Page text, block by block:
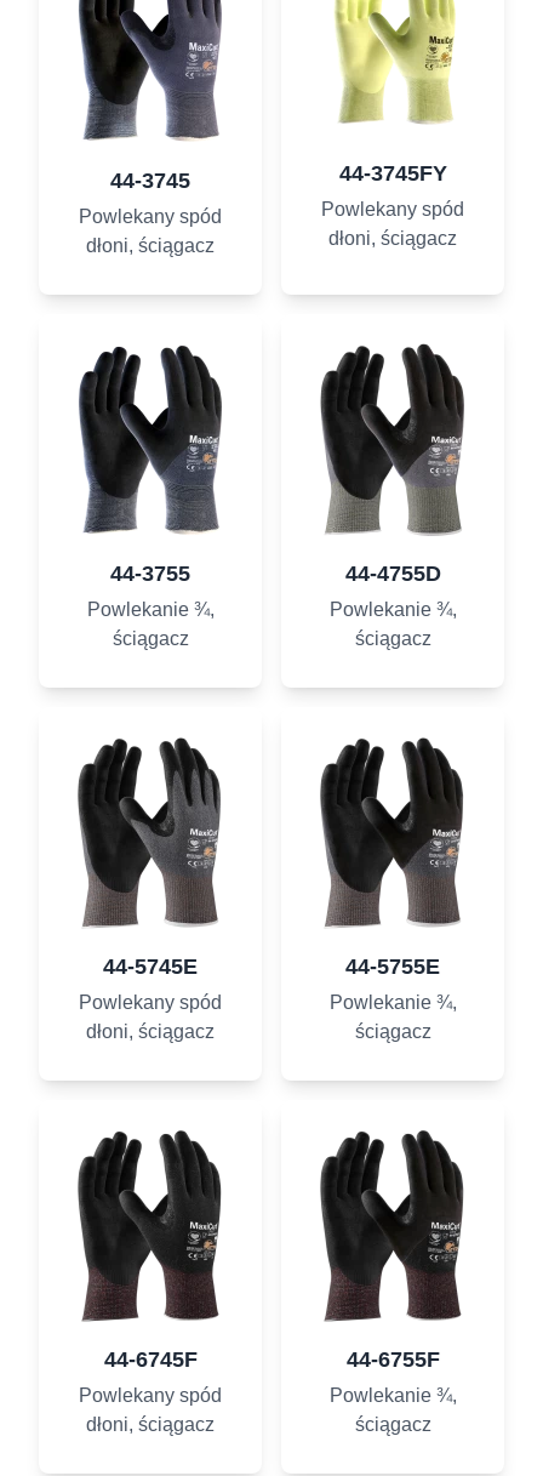
44-3745
Powlekany spód
dłoni, ściągacz
44-3745FY
Powlekany spód
dłoni, ściągacz
44-3755
Powlekanie ¾,
ściągacz
44-4755D
Powlekanie ¾,
ściągacz
44-5745E
Powlekany spód
dłoni, ściągacz
44-5755E
Powlekanie ¾,
ściągacz
44-6745F
Powlekany spód
dłoni, ściągacz
44-6755F
Powlekanie ¾,
ściągacz